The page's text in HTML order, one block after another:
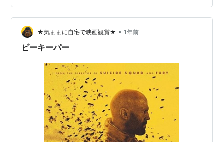
に。未知の島での冒険が始まる。 パラオから島へ向かお
うとするが、現地ではそのエリアは死の場所と恐…
★気ままに自宅で映画観賞★ • 1年前
ビーキーパー